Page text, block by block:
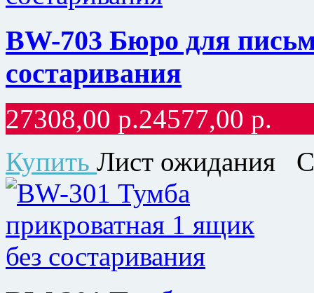
BW-703 Бюро для
состаривания
27308,00 р.24577,00 р.
Купить Лист ожидания